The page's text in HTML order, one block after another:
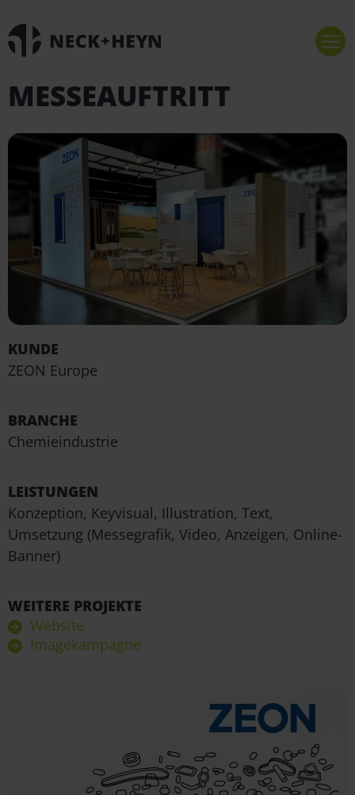
MESSEAUFTRITT
KUNDE
ZEON Europe
BRANCHE
Chemieindustrie
LEISTUNGEN
Konzeption, Keyvisual, Illustration, Text,
Umsetzung (Messegrafik, Video, Anzeigen, Online-
Banner)
WEITERE PROJEKTE
Website
Imagekampagne